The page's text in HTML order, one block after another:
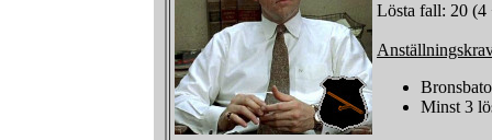
Lösta fall: 20 (4
Minst 3